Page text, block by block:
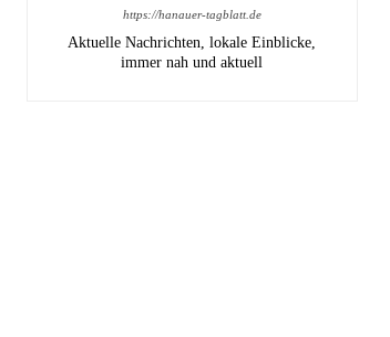
https://hanauer-tagblatt.de
Aktuelle Nachrichten, lokale Einblicke,
immer nah und aktuell